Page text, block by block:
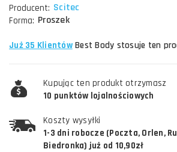
Producent: Scitec
Forma: Proszek
Już 35 KlientówBest Body stosuje ten
Kupując ten produkt otrzymasz
10 punktów lojalnościowych
Koszty wysyłki
1-3 dni robocze (Poczta, Orlen,
Biedronka) już od 10,90zł